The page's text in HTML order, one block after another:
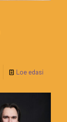
Loe edasi